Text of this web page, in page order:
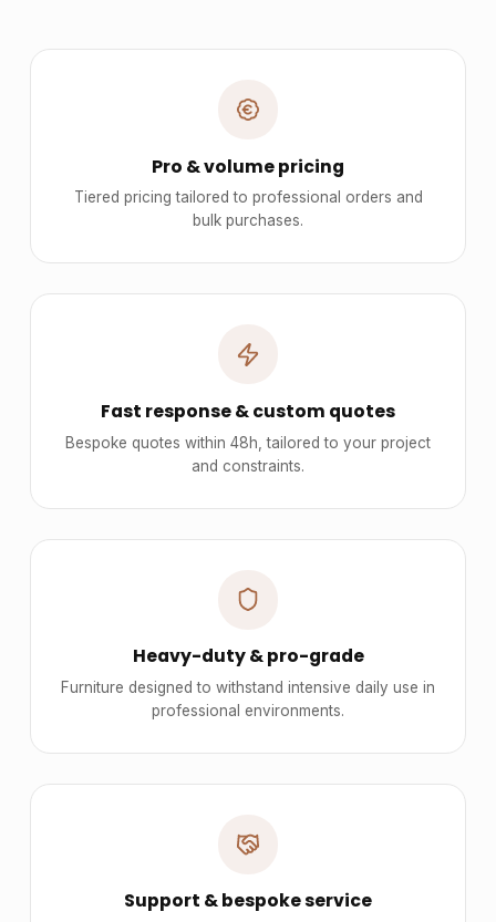
Pro & volume pricing
Tiered pricing tailored to professional orders and
bulk purchases.
Fast response & custom quotes
Bespoke quotes within 48h, tailored to your project
and constraints.
Heavy-duty & pro-grade
Furniture designed to withstand intensive daily use in
professional environments.
Support & bespoke service